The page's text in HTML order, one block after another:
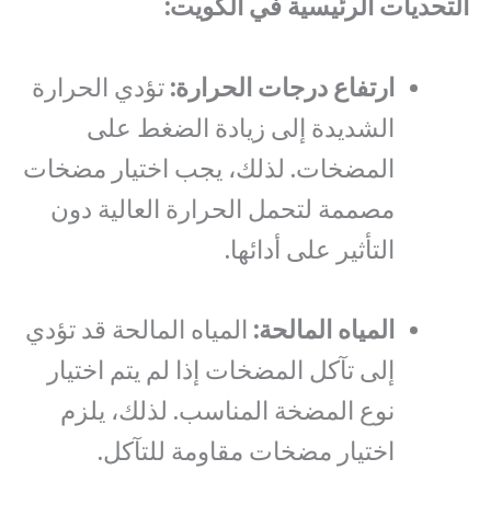
التحديات الرئيسية في الكويت:
ارتفاع درجات الحرارة: تؤدي الحرارة
الشديدة إلى زيادة الضغط على
المضخات. لذلك، يجب اختيار مضخات
مصممة لتحمل الحرارة العالية دون
التأثير على أدائها.
المياه المالحة: المياه المالحة قد تؤدي
إلى تآكل المضخات إذا لم يتم اختيار
نوع المضخة المناسب. لذلك، يلزم
اختيار مضخات مقاومة للتآكل.